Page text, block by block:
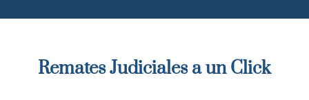
Remates Judiciales a un Click